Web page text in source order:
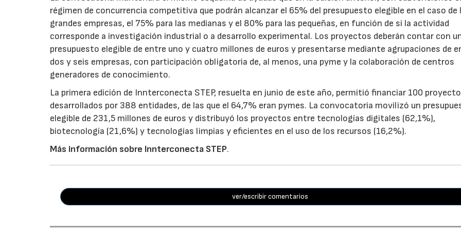
régimen de concurrencia competitiva que podrán alcanzar el 65% del presupuesto elegible en el caso de
grandes empresas, el 75% para las medianas y el 80% para las pequeñas, en función de si la actividad
corresponde a investigación industrial o a desarrollo experimental. Los proyectos deberán contar con
presupuesto elegible de entre uno y cuatro millones de euros y presentarse mediante agrupaciones de
dos y seis empresas, con participación obligatoria de, al menos, una pyme y la colaboración de centros
generadores de conocimiento.
La primera edición de Innterconecta STEP, resuelta en junio de este año, permitió financiar 100
desarrollados por 388 entidades, de las que el 64,7% eran pymes. La convocatoria movilizó un
elegible de 231,5 millones de euros y distribuyó los proyectos entre tecnologías digitales (62,1%),
biotecnología (21,6%) y tecnologías limpias y eficientes en el uso de los recursos (16,2%).
Más información sobre Innterconecta STEP.
ver/escribir comentarios